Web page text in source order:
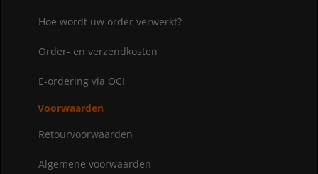
Hoe wordt uw order verwerkt?
Order- en verzendkosten
E-ordering via OCI
Voorwaarden
Retourvoorwaarden
Algemene voorwaarden